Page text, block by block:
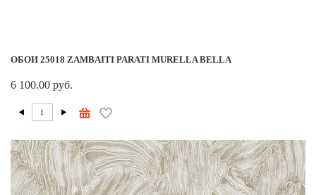
ОБОИ 25018 ZAMBAITI PARATI MURELLA BELLA
6 100.00 руб.